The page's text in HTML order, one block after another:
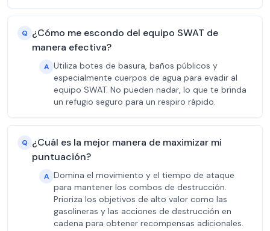
Q ¿Cómo me escondo del equipo SWAT de
manera efectiva?
A Utiliza botes de basura, baños públicos y
especialmente cuerpos de agua para evadir al
equipo SWAT. No pueden nadar, lo que te brinda
un refugio seguro para un respiro rápido.
Q ¿Cuál es la mejor manera de maximizar mi
puntuación?
A Domina el movimiento y el tiempo de ataque
para mantener los combos de destrucción.
Prioriza los objetivos de alto valor como las
gasolineras y las acciones de destrucción en
cadena para obtener recompensas adicionales.